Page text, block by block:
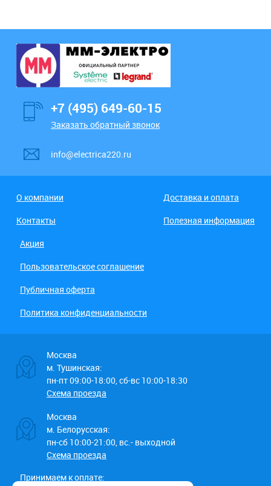
+7 (495) 649-60-15
Заказать обратный звонок
info@electrica220.ru
О компании
Доставка и оплата
Контакты
Полезная информация
Акция
Пользовательское соглашение
Публичная оферта
Политика конфиденциальности
Москва
м. Тушинская:
пн-пт 09:00-18:00, сб-вс 10:00-18:30
Схема проезда
Москва
м. Белорусская:
пн-сб 10:00-21:00, вс.- выходной
Схема проезда
Принимаем к оплате: